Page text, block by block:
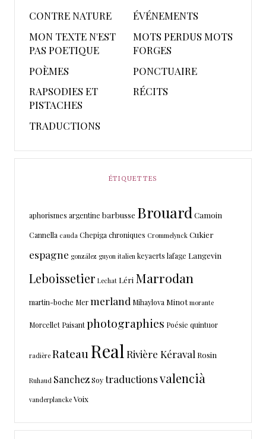
CONTRE NATURE
ÉVÉNEMENTS
MON TEXTE N'EST
PAS POETIQUE
MOTS PERDUS MOTS
FORGES
POÈMES
PONCTUAIRE
RAPSODIES ET
PISTACHES
RÉCITS
TRADUCTIONS
ÉTIQUETTES
aphorismes argentine barbusse Brouard Camoin
Cannella cauda Chepigachroniques Crommelynck Cukier
espagne gonzález guyon italien keyaerts lafage Langevin
Leboissetier Lechat Léri Marrodan
martin-boche Mermerland Mihaylova Minot morante
Morcellet Paisantphotographies Poésie quintuor
radière RateauReal Rivière Kéraval Rosin
Ruhaud SanchezSoytraductionsvalencià
vanderplancke Voix